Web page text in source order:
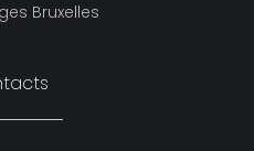
Bruxelles